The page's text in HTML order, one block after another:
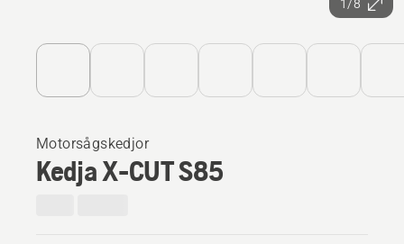
1/8
Motorsågskedjor
Kedja X-CUT S85